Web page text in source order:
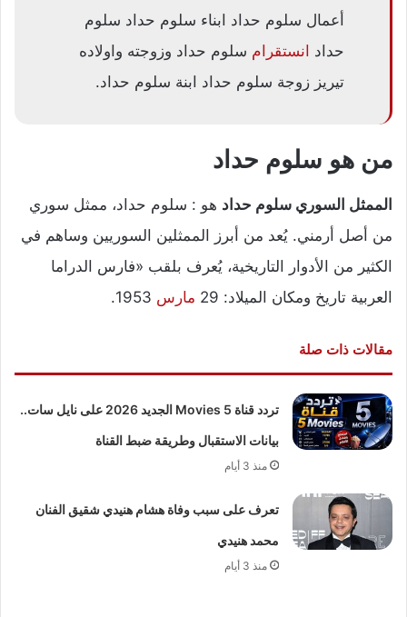
أعمال سلوم حداد ابناء سلوم حداد سلوم
حداد انستقرام سلوم حداد وزوجته واولاده
تيريز زوجة سلوم حداد ابنة سلوم حداد.
من هو سلوم حداد
الممثل السوري سلوم حداد هو : سلوم حداد، ممثل سوري
من أصل أرمني. يُعد من أبرز الممثلين السوريين وساهم في
الكثير من الأدوار التاريخية، يُعرف بلقب «فارس الدراما
العربية تاريخ ومكان الميلاد: 29
مارس
مقالات ذات صلة
تردد قناة 5 Movies الجديد 2026 على نايل سات..
بيانات الاستقبال وطريقة ضبط القناة
منذ 3 أيام
تعرف على سبب وفاة هشام هنيدي شقيق الفنان
محمد هنيدي
منذ 3 أيام